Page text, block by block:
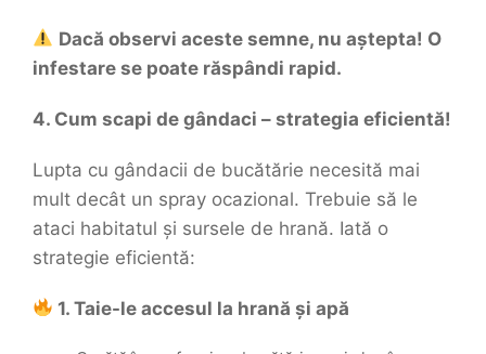
Dacă observi aceste semne, nu aștepta! O
infestare se poate răspândi rapid.
4. Cum scapi de gândaci – strategia eficientă!
Lupta cu gândacii de bucătărie necesită mai
mult decât un spray ocazional. Trebuie să le
ataci habitatul și sursele de hrană. Iată o
strategie eficientă:
1. Taie-le accesul la hrană și apă